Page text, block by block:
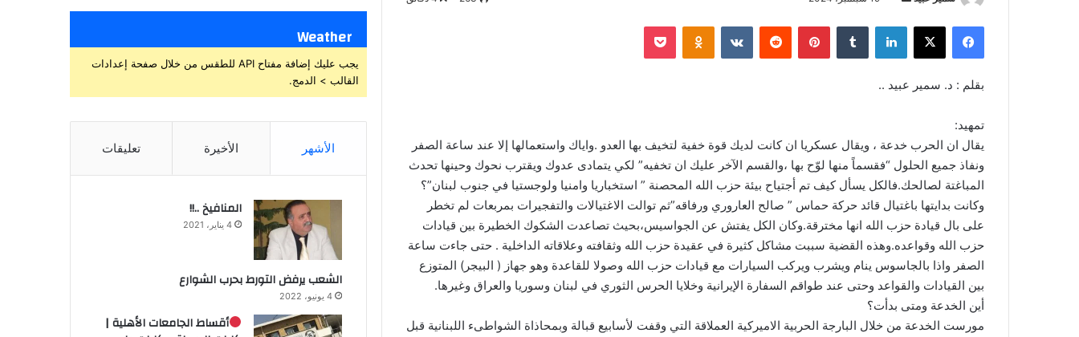
إلكترونيا
فيسبوك ‫X لينكدإن بينتيريست Odnoklassniki
‫Pocket
بقلم : د. سمير عبيد ..
تمهيد:
يقال ان الحرب خدعة ، ويقال عسكريا ان كانت لديك قوة خفية لتخيف بها العدو .واياك واستعمالها إلا عند ساعة الصفر
ونفاذ جميع الحلول “فقسماً منها لوّح بها ،والقسم الآخر عليك ان تخفيه” لكي يتمادى عدوك ويقترب نحوك وحينها تحدث
المباغتة لصالحك.فالكل يسأل كيف تم أجتياح بيئة حزب الله المحصنة ” استخباريا وامنيا ولوجستيا في جنوب لبنان”؟
وكانت بدايتها باغتيال قائد حركة حماس ” صالح العاروري ورفاقه”ثم توالت الاغتيالات والتفجيرات بمربعات لم تخطر
على بال قيادة حزب الله انها مخترقة.وكان الكل يفتش عن الجواسيس،بحيث تصاعدت الشكوك الخطيرة بين قيادات
حزب الله وقواعده.وهذه القضية سببت مشاكل كثيرة في عقيدة حزب الله وثقافته وعلاقاته الداخلية . حتى جاءت ساعة
الصفر واذا بالجاسوس ينام ويشرب ويركب السيارات مع قيادات حزب الله وصولا للقاعدة وهو جهاز ( البيجر) المتوزع
بين القيادات والقواعد وحتى عند طواقم السفارة الإيرانية وخلايا الحرس الثوري في لبنان وسوريا والعراق وغيرها.
أين الخدعة ومتى بدأت؟
مورست الخدعة من خلال البارجة الحربية الاميركية العملاقة التي وقفت لأسابيع قبالة وبمحاذاة الشواطىء اللبنانية قبل
Weather
يجب عليك إضافة مفتاح API للطقس من خلال صفحة إعدادات
القالب > الدمج.
الأشهر الأخيرة تعليقات
المنافيخ ..!!
4 يناير، 2021
الشعب يرفض التورط بحرب الشوارع
4 يونيو، 2022
أقساط الجامعات الأهلية |